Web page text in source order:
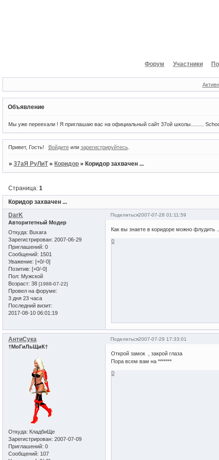
Форум Участники
Объявление
Мы уже переехали ! Я приглашаю вас на официальный сайт 37ой школы.........
Привет, Гость! Войдитеили зарегистрируйтесь.
»37аЯ РуЛиТ »Коридор »Коридор захвачен ...
Коридор захвачен ...
Страница:1
Поделиться2007-07-28 01:11:59
DarK
Авторитетный Модер
Откуда: Buxara
Зарегистрирован: 2007-06-29
Приглашений: 0
Сообщений: 1501
Уважение: [+0/-0]
Позитив: [+0/-0]
Пол: Мужской
Возраст: 38 [1988-07-22]
Провел на форуме:
3 дня 23 часа
Последний визит:
2017-08-10 06:01:19
Как вы знаете в коридоре можно флудить
0
Поделиться2007-07-29 17:33:01
АнтиСука
†МоГиЛьЩиК†
Откуда: КладбиЩе
Зарегистрирован: 2007-07-09
Приглашений: 0
Сообщений: 107
Открой замок , закрой глаза
Пора всем вам на *******
0